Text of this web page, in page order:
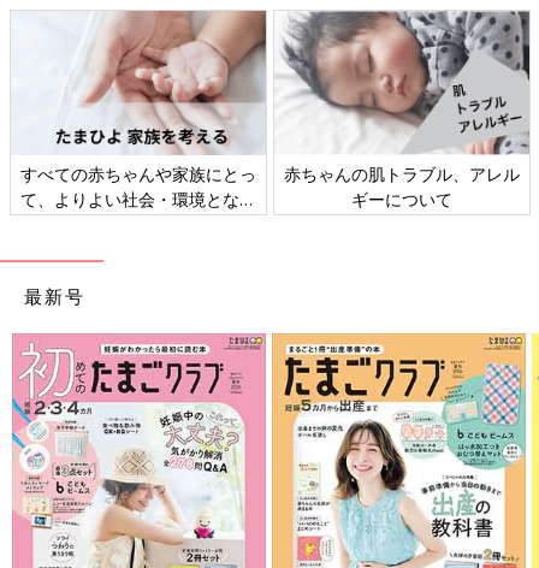
チーズボール
きゅうりとトマトのジュレ 作り方・レ
シピ 離乳食中期 7～8ヶ月ごろ
7,8ヶ月ごろから使える、野菜や果物などビタ
ミン類を含む食材を使った、体の調子を整える
ビタミンのレシピをご紹介。きゅうりとトマト
のジュレ
作る前に必ず読んで！＜離乳食のお約束＞
このレシピの離乳食の考え方や材料の下ごしらえ、電子レンジの
使い方などについての注意事項を説明しています。
調理前に必ずお読みになり、ご家庭の状況に合わせて活用してく
ださい。
すべての赤ちゃんや家族にとっ
て、よりよい社会・環境となる
赤ちゃんの肌トラブル、アレル
ギーについて
最新号